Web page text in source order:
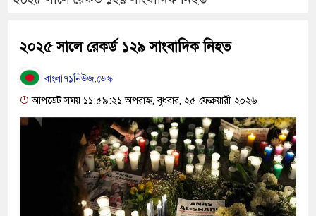
২০২৫ সালে রেকর্ড ১২৯ সাংবাদিক নিহত
বাংলা৭১নিউজ,ডেস্ক
আপডেট সময় ১১:৫৯:২১ অপরাহ্ন, বুধবার, ২৫ ফেব্রুয়ারী ২০২৬